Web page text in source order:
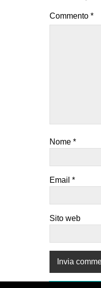
Commento *
Nome *
Email *
Sito web